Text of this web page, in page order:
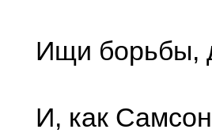
Ищи борьбы,
И, как